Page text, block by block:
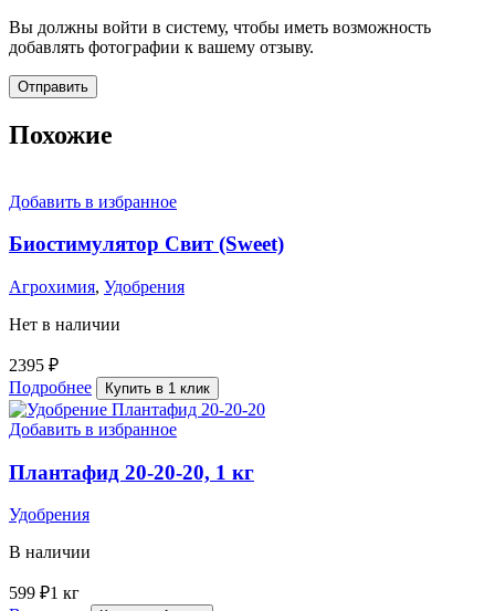
Вы должны войти в систему, чтобы иметь возможность
добавлять фотографии к вашему отзыву.
Похожие
Добавить в избранное
Биостимулятор Свит (Sweet)
Агрохимия, Удобрения
Нет в наличии
2395 ₽
Подробнее
Купить в 1 клик
Добавить в избранное
Плантафид 20-20-20, 1 кг
Удобрения
В наличии
599 ₽1 кг